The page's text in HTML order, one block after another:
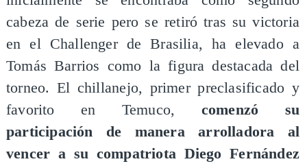
cabeza de serie pero se retiró tras su victoria
en el Challenger de Brasilia, ha elevado a
Tomás Barrios como la figura destacada del
torneo. El chillanejo, primer preclasificado y
favorito en Temuco, comenzó su
participación de manera arrolladora al
vencer a su compatriota Diego Fernández